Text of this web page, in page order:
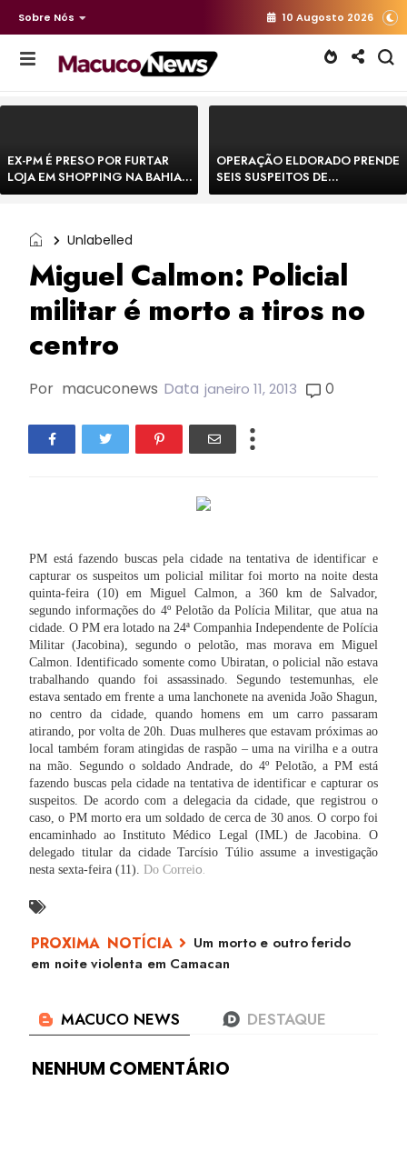
Sobre Nós 10 Augosto 2026
EX-PM É PRESO POR FURTAR
LOJA EM SHOPPING NA BAHIA E
ESCAPA CORRENDO DE
OPERAÇÃO ELDORADO PRENDE
SEIS SUSPEITOS DE
MOVIMENTAR R$ 25 MILHÕES
Unlabelled
Miguel Calmon: Policial
militar é morto a tiros no
centro
Por macuconews Data janeiro 11, 2013 0
PM está fazendo buscas pela cidade na tentativa de identificar e
capturar os suspeitos um policial militar foi morto na noite desta
quinta-feira (10) em Miguel Calmon, a 360 km de Salvador,
segundo informações do 4º Pelotão da Polícia Militar, que atua na
cidade. O PM era lotado na 24ª Companhia Independente de Polícia
Militar (Jacobina), segundo o pelotão, mas morava em Miguel
Calmon.Identificado somente como Ubiratan, o policial não estava
trabalhando quando foi assassinado. Segundo testemunhas, ele
estava sentado em frente a uma lanchonete na avenida João Shagun,
no centro da cidade, quando homens em um carro passaram
atirando, por volta de 20h. Duas mulheres que estavam próximas ao
local também foram atingidas de raspão – uma na virilha e a outra
na mão. Segundo o soldado Andrade, do 4º Pelotão, a PM está
fazendo buscas pela cidade na tentativa de identificar e capturar os
suspeitos. De acordo com a delegacia da cidade, que registrou o
caso, o PM morto era um soldado de cerca de 30 anos.O corpo foi
encaminhado ao Instituto Médico Legal (IML) de Jacobina. O
delegado titular da cidade Tarcísio Túlio assume a investigação
nesta sexta-feira (11). Do Correio
Um morto e outro ferido
em noite violenta em Camacan
NENHUM COMENTÁRIO